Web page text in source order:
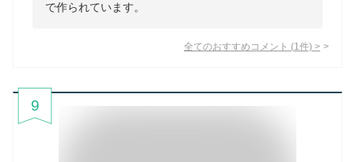
で作られています。
全てのおすすめコメント (1 件) >
9